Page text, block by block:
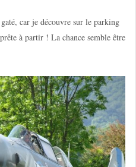
car je découvre sur le parking
à partir ! La chance semble être